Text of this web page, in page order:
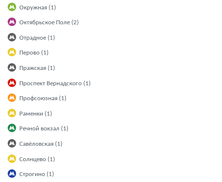
Окружная (1)
Октябрьское Поле (2)
Отрадное (1)
Перово (1)
Пражская (1)
Проспект Вернадского (1)
Профсоюзная (1)
Раменки (1)
Речной вокзал (1)
Савёловская (1)
Солнцево (1)
Строгино (1)